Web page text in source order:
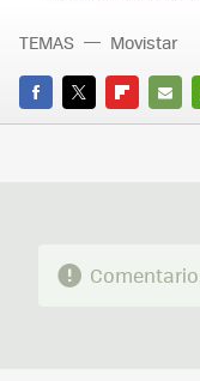
FACEBOOK
TWITTERFLIPBOARD
E-
TEMAS Movistar